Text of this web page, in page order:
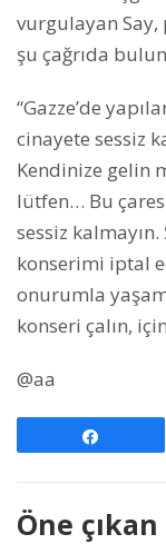
vurgulayan Say,
şu çağrıda
“Gazze’de
cinayete sessiz
Kendinize gelin
lütfen… Bu
sessiz
konserimi iptal
onurumla
konseri çalın,
@aa
Öne